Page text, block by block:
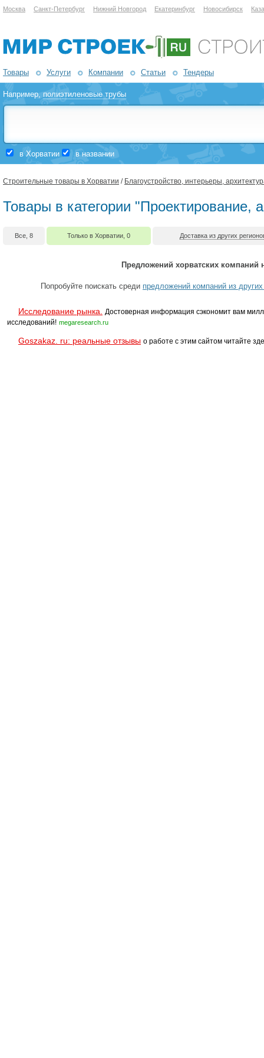
Москва Санкт-Петербург Нижний Новгород Екатеринбург Новосибирск
Товары Услуги Компании Статьи Тендеры
Например,полиэтиленовые трубы
в Хорватии в названии
Строительные товары в Хорватии / Благоустройство, интерьеры,
Товары в категории "Проектирование,
Все, 8 Только в Хорватии, 0 Доставка из других
Предложений хорватских компаний
Попробуйте поискать среди предложений компаний из
Исследование рынка.
Достоверная информация сэкономит вам
исследований! megaresearch.ru
Goszakaz. ru: реальные отзывы о работе с этим сайтом читайте